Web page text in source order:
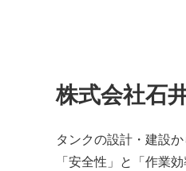
株式会社石
タンクの設計・建設
「安全性」と「作業